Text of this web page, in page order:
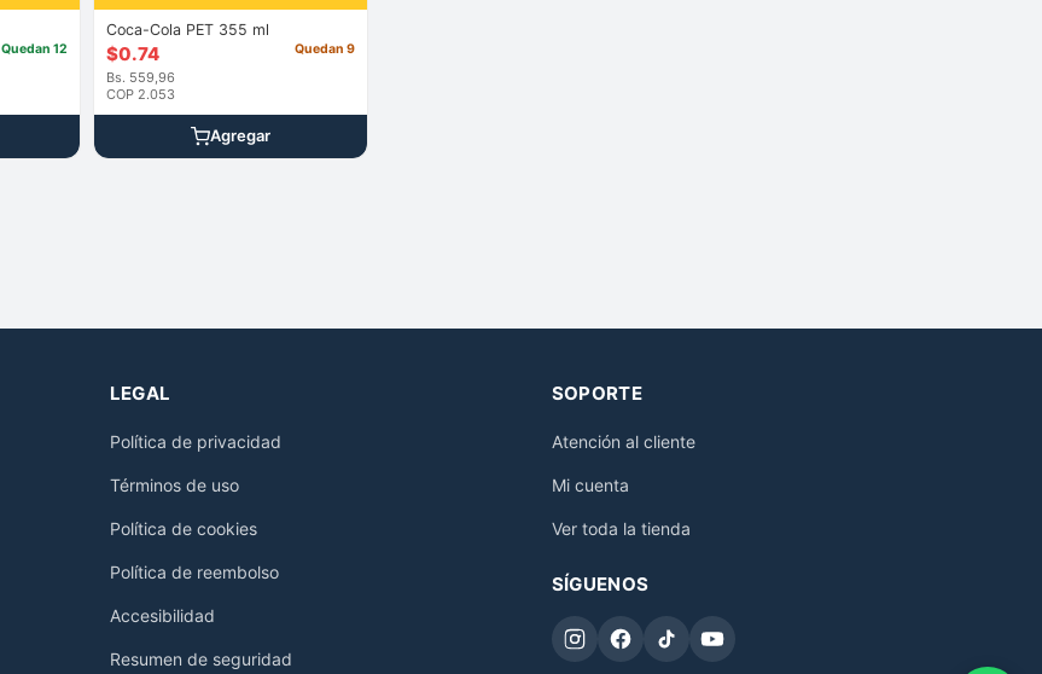
Quedan 12
Coca-Cola PET 355 ml
$0.74
Bs. 559,96
COP 2.053
Quedan 9
Agregar
LEGAL
Política de privacidad
Términos de uso
Política de cookies
Política de reembolso
Accesibilidad
Resumen de seguridad
SOPORTE
Atención al cliente
Mi cuenta
Ver toda la tienda
SÍGUENOS